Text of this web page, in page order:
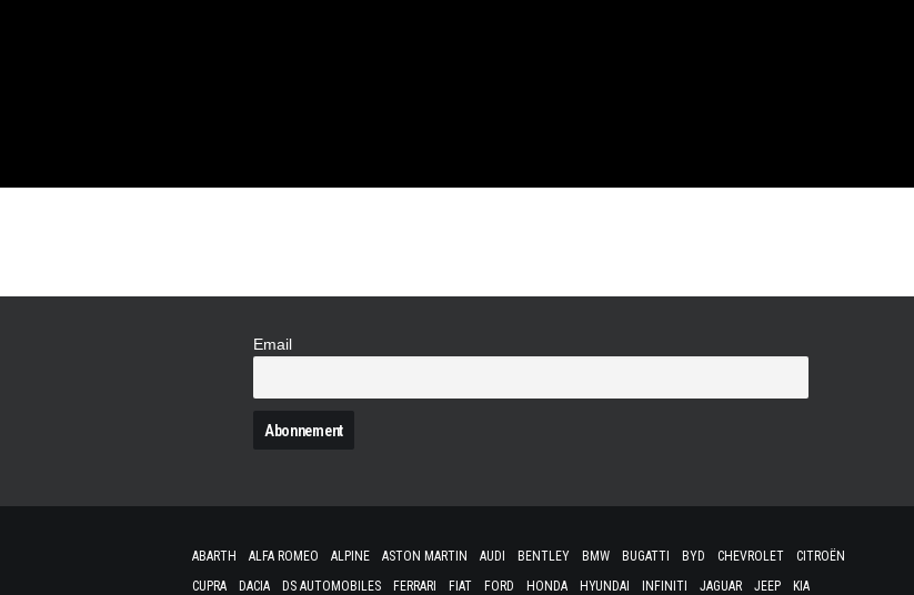
Email
ABARTH ALFA ROMEO ALPINE ASTON MARTIN AUDI BENTLEY BMW BUGATTI BYD CHEVROLET
CITROËN
CUPRA
DACIA DS AUTOMOBILES FERRARI FIAT FORD HONDA HYUNDAI INFINITI JAGUAR JEEP
KIA